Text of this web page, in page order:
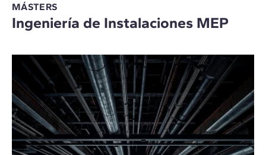
MÁSTERS
Ingeniería de Instalaciones MEP